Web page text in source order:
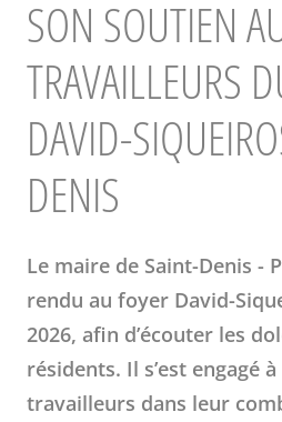
SON SOUTIEN
TRAVAILLEURS
DAVID-
DENIS
Le maire de Saint-Denis -
rendu au foyer David-
2026, afin d’écouter les
résidents. Il s’est engagé
travailleurs dans leur